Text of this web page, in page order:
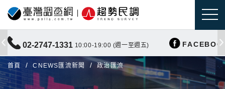
02-2747-1331 10:00-19:00 (週一至週五)
首頁 CNEWS匯流新聞 政治匯流